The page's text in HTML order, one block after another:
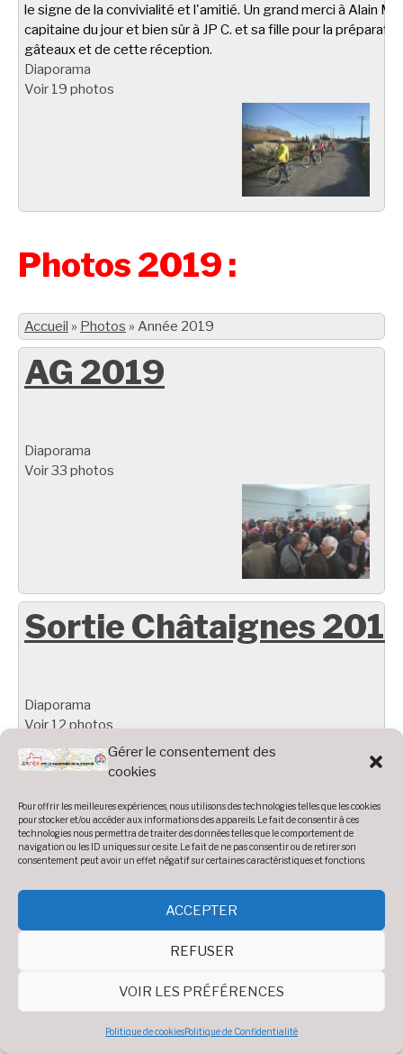
Gérer le consentement des
cookies
Pour offrir les meilleures expériences, nous utilisons des technologies telles que les cookies
pour stocker et/ou accéder aux informations des appareils. Le fait de consentir à ces
technologies nous permettra de traiter des données telles que le comportement de
navigation ou les ID uniques sur ce site. Le fait de ne pas consentir ou de retirer son
consentement peut avoir un effet négatif sur certaines caractéristiques et fonctions.
ACCEPTER
REFUSER
VOIR LES PRÉFÉRENCES
Politique de cookiesPolitique de Confidentialité
le signe de la convivialité et l'amitié. Un grand merci à Alain M.
capitaine du jour et bien sûr à JP C. et sa fille pour la
gâteaux et de cette réception.
Diaporama
Voir 19 photos
Photos 2019 :
Accueil » Photos » Année 2019
AG 2019
Diaporama
Voir 33 photos
Sortie Châtaignes
Diaporama
Voir 12 photos
Traversée des pyrenées
Les pérégrinations de 8 cyclos du CRA qui ont opté pour un
sportif en s'attaquant à la traversée des pyrenées début
bravo aux 8 montagnards !